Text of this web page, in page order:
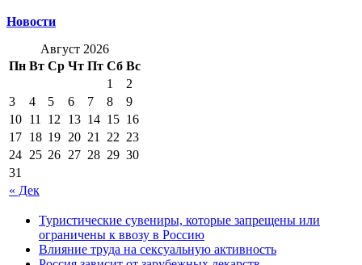
Новости
Август 2026
Пн Вт Ср Чт Пт Сб Вс
« Дек
1
2
3
4 5 6 7 8
9
10 11 12 13 14 15 16
17 18 19 20 21 22 23
24 25 26 27 28 29 30
31
Туристические сувениры, которые запрещены или
ограничены к ввозу в Россию
Влияние труда на сексуальную активность